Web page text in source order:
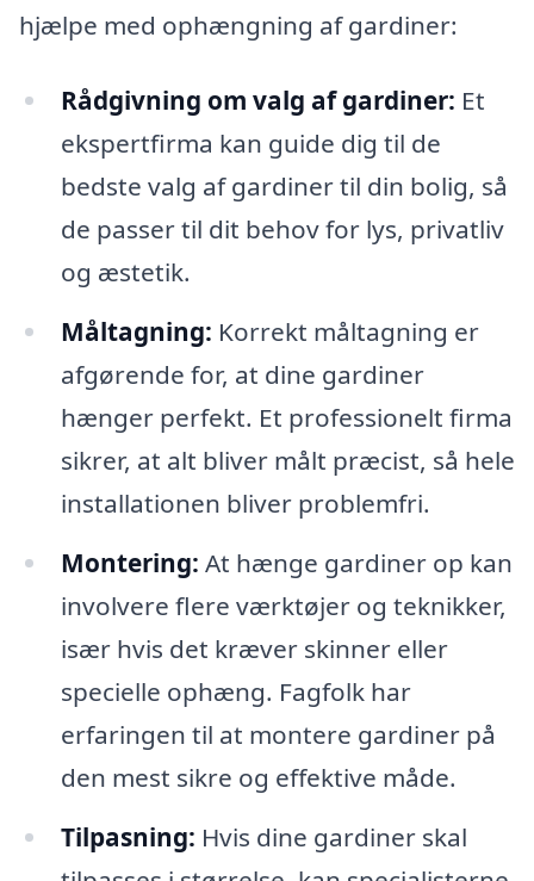
hjælpe med ophængning af gardiner:
Rådgivning om valg af gardiner: Et
ekspertfirma kan guide dig til de
bedste valg af gardiner til din bolig, så
de passer til dit behov for lys, privatliv
og æstetik.
Måltagning: Korrekt måltagning er
afgørende for, at dine gardiner
hænger perfekt. Et professionelt firma
sikrer, at alt bliver målt præcist, så hele
installationen bliver problemfri.
Montering: At hænge gardiner op kan
involvere flere værktøjer og teknikker,
især hvis det kræver skinner eller
specielle ophæng. Fagfolk har
erfaringen til at montere gardiner på
den mest sikre og effektive måde.
Tilpasning: Hvis dine gardiner skal